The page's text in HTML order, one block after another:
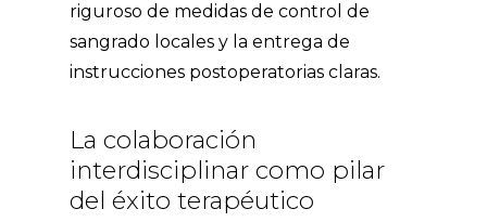
riguroso de medidas de control de
sangrado locales y la entrega de
instrucciones postoperatorias claras.
La colaboración
interdisciplinar como pilar
del éxito terapéutico